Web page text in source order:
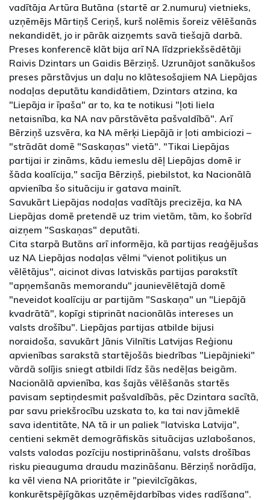
vadītāja Artūra Butāna (startē ar 2.numuru) vietnieks,
uzņēmējs Mārtiņš Ceriņš, kurš nolēmis šoreiz vēlēšanās
nekandidēt, jo ir pārāk aizņemts savā tiešajā darbā.
Preses konferencē klāt bija arī NA līdzpriekšsēdētāji
Raivis Dzintars un Gaidis Bērziņš. Uzrunājot sanākušos
preses pārstāvjus un daļu no klātesošajiem NA Liepājas
nodaļas deputātu kandidātiem, Dzintars atzina, ka
"Liepāja ir īpaša" ar to, ka te notikusi "ļoti liela
netaisnība, ka NA nav pārstāvēta pašvaldībā". Arī
Bērziņš uzsvēra, ka NA mērķi Liepājā ir ļoti ambiciozi –
"strādāt domē "Saskaņas" vietā". "Tikai Liepājas
partijai ir zināms, kādu iemeslu dēļ Liepājas domē ir
šāda koalīcija," sacīja Bērziņš, piebilstot, ka Nacionālā
apvienība šo situāciju ir gatava mainīt.
Savukārt Liepājas nodaļas vadītājs precizēja, ka NA
Liepājas domē pretendē uz trim vietām, tām, ko šobrīd
aizņem "Saskaņas" deputāti.
Cita starpā Butāns arī informēja, kā partijas reaģējušas
uz NA Liepājas nodaļas vēlmi "vienot politiķus un
vēlētājus", aicinot divas latviskās partijas parakstīt
"apņemšanās memorandu" jaunievēlētajā domē
"neveidot koalīciju ar partijām "Saskaņa" un "Liepājā
kvadrātā", kopīgi stiprināt nacionālās intereses un
valsts drošību". Liepājas partijas atbilde bijusi
noraidoša, savukārt Jānis Vilnītis Latvijas Reģionu
apvienības sarakstā startējošās biedrības "Liepājnieki"
vārdā solījis sniegt atbildi līdz šās nedēļas beigām.
Nacionālā apvienība, kas šajās vēlēšanās startēs
pavisam septiņdesmit pašvaldībās, pēc Dzintara sacītā,
par savu priekšrocību uzskata to, ka tai nav jāmeklē
sava identitāte, NA tā ir un paliek "latviska Latvija",
centieni sekmēt demogrāfiskās situācijas uzlabošanos,
valsts valodas pozīciju nostiprināšanu, valsts drošības
risku pieauguma draudu mazināšanu. Bērziņš norādīja,
ka vēl viena NA prioritāte ir "pievilcīgākas,
konkurētspējīgākas uzņēmējdarbības vides radīšana".